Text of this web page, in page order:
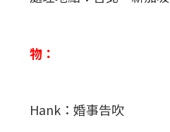
物：
Hank：婚事告吹